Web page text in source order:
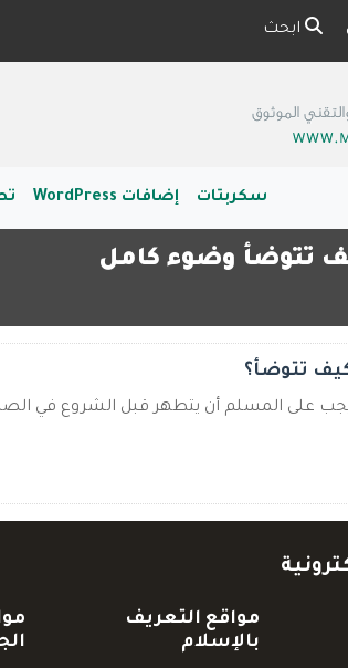
ابحث
سكربتات إضافات WordPress
تتوضأ وضوء كامل
تتوضأ؟
على المسلم أن يتطهر قبل الشروع في
مواقع التعريف
بالإسلام